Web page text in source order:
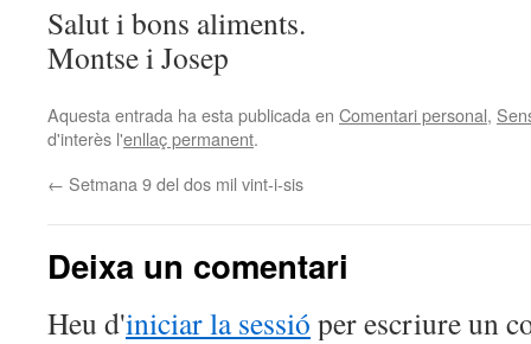
Salut i bons aliments.
Montse i Josep
Aquesta entrada ha esta publicada en Comentari personal,
d'interès l'enllaç permanent.
← Setmana 9 del dos mil vint-i-sis
Deixa un comentari
Heu d'iniciar la sessió per escriure un